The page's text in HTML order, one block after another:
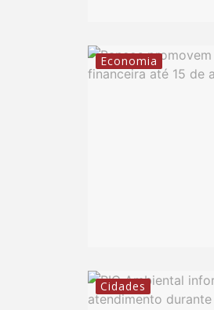
Economia
Cidades